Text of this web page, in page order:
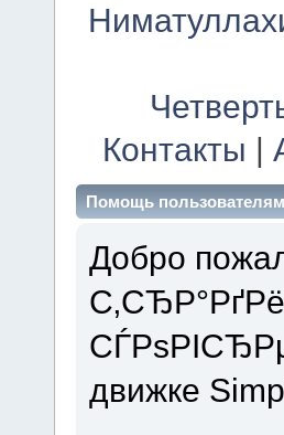
Контакты |
Помощь
Добро
движке